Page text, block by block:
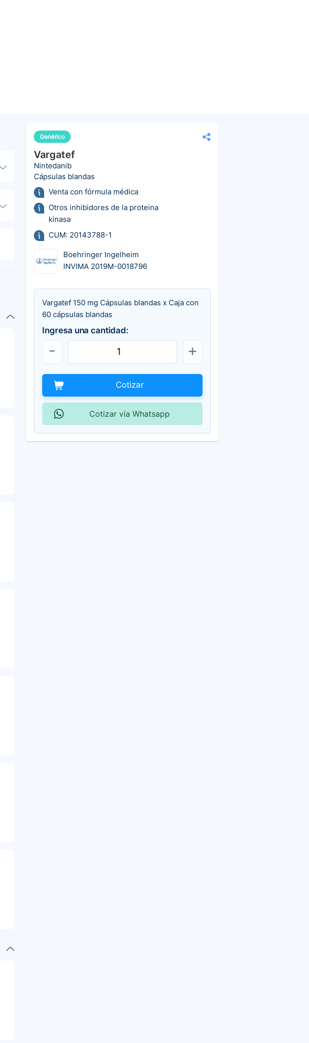
Genérico
Vargatef
Nintedanib
Cápsulas blandas
Venta con fórmula médica
Otros inhibidores de la proteina
kinasa
CUM: 20143788-1
Boehringer Ingelheim
INVIMA 2019M-0018796
Vargatef 150 mg Cápsulas blandas x Caja con
60 cápsulas blandas
Ingresa una cantidad:
Cotizar
Cotizar vía Whatsapp